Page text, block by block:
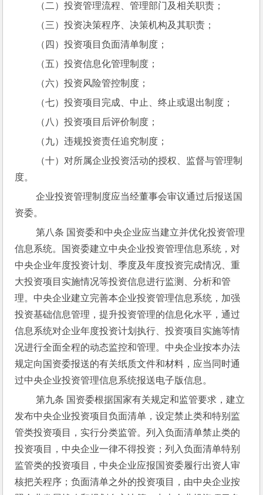
（二）投资管理流程、管理部门及相关职责；
（三）投资决策程序、决策机构及其职责；
（四）投资项目负面清单制度；
（五）投资信息化管理制度；
（六）投资风险管控制度；
（七）投资项目完成、中止、终止或退出制度；
（八）投资项目后评价制度；
（九）违规投资责任追究制度；
度。
企业投资管理制度应当经董事会审议通过后报送国
资委。
第八条 国资委和中央企业应当建立并优化投资管理
信息系统。国资委建立中央企业投资管理信息系统，对
中央企业年度投资计划、季度及年度投资完成情况、重
大投资项目实施情况等投资信息进行监测、分析和管
理。中央企业建立完善本企业投资管理信息系统，加强
投资基础信息管理，提升投资管理的信息化水平，通过
信息系统对企业年度投资计划执行、投资项目实施等情
况进行全面全程的动态监控和管理。中央企业按本办法
规定向国资委报送的有关纸质文件和材料，应当同时通
过中央企业投资管理信息系统报送电子版信息。
第九条 国资委根据国家有关规定和监管要求，建立
发布中央企业投资项目负面清单，设定禁止类和特别监
管类投资项目，实行分类监管。列入负面清单禁止类的
投资项目，中央企业一律不得投资；列入负面清单特别
监管类的投资项目，中央企业应报国资委履行出资人审
核把关程序；负面清单之外的投资项目，由中央企业按